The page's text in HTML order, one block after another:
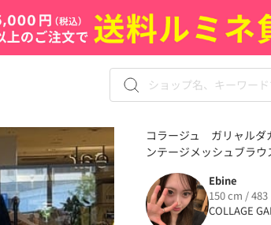
コラージュ ガリャルダ
ンテージメッシュブラ
Ebine
150 cm / 483
COLLAGE